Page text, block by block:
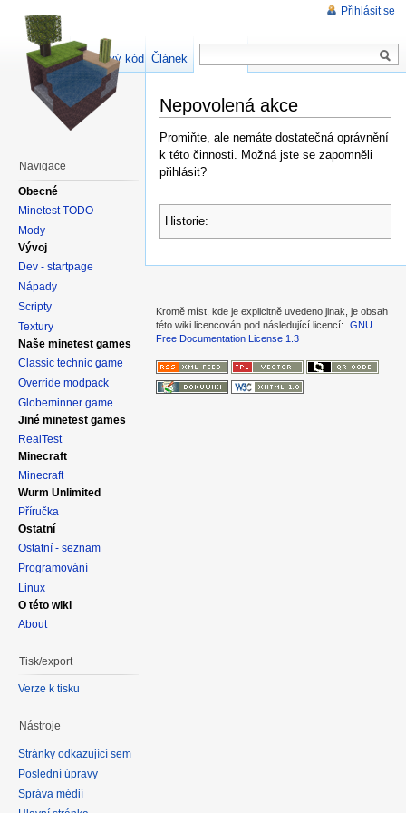
Nepovolená akce
Promiňte, ale nemáte dostatečná oprávnění
k této činnosti. Možná jste se zapomněli
přihlásit?
Historie:
Přihlásit se
Článek
Zdrojový kód stránky
Navigace
Obecné
Minetest TODO
Mody
Vývoj
Dev - startpage
Nápady
Scripty
Textury
Naše minetest games
Classic technic game
Override modpack
Globeminner game
Jiné minetest games
RealTest
Minecraft
Minecraft
Wurm Unlimited
Příručka
Ostatní
Ostatní - seznam
Programování
Linux
O této wiki
About
Tisk/export
Verze k tisku
Nástroje
Stránky odkazující sem
Poslední úpravy
Správa médií
Kromě míst, kde je explicitně uvedeno jinak, je obsah
této wiki licencován pod následující licencí:
GNU
Free Documentation License 1.3